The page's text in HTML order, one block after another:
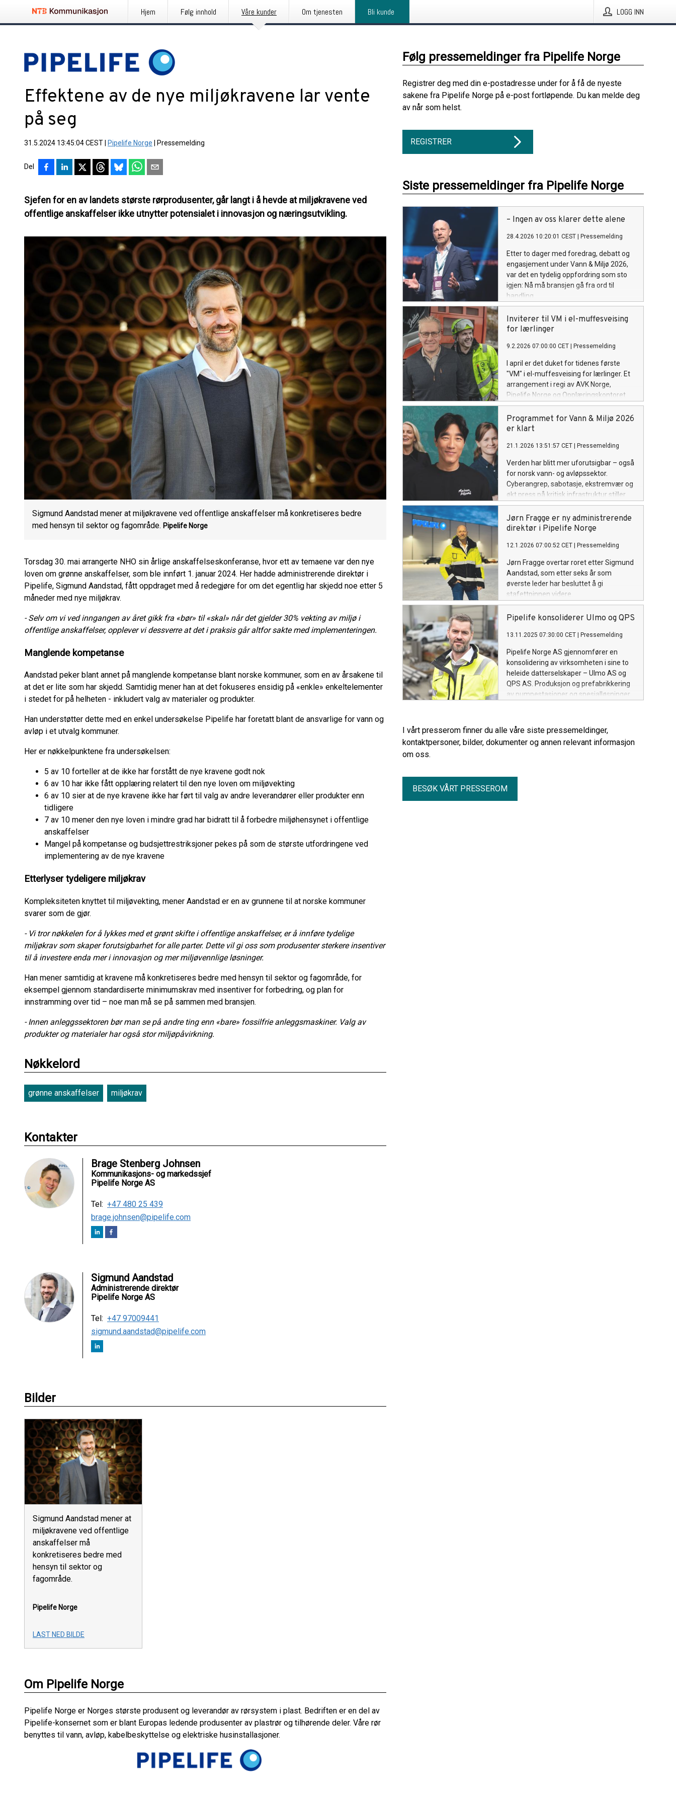
Hjem Følg innhold Våre kunder Om tjenesten Bli kunde LOGG INN
Effektene av de nye miljøkravene lar vente
på seg
31.5.2024 13:45:04 CEST Pipelife Norge Pressemelding
Del
Sjefen for en av landets største rørprodusenter, går langt i å hevde at miljøkravene ved
offentlige anskaffelser ikke utnytter potensialet i innovasjon og næringsutvikling.
Sigmund Aandstad mener at miljøkravene ved offentlige anskaffelser må konkretiseres bedre
med hensyn til sektor og fagområde. Pipelife Norge
Torsdag 30. mai arrangerte NHO sin årlige anskaffelseskonferanse, hvor ett av temaene var den nye
loven om grønne anskaffelser, som ble innført 1. januar 2024. Her hadde administrerende direktør i
Pipelife, Sigmund Aandstad, fått oppdraget med å redegjøre for om det egentlig har skjedd noe etter 5
måneder med nye miljøkrav.
- Selv om vi ved inngangen av året gikk fra «bør» til «skal» når det gjelder 30% vekting av miljø i
offentlige anskaffelser, opplever vi dessverre at det i praksis går altfor sakte med implementeringen.
Manglende kompetanse
Aandstad peker blant annet på manglende kompetanse blant norske kommuner, som en av årsakene til
at det er lite som har skjedd. Samtidig mener han at det fokuseres ensidig på «enkle» enkeltelementer
i stedet for på helheten - inkludert valg av materialer og produkter.
Han understøtter dette med en enkel undersøkelse Pipelife har foretatt blant de ansvarlige for vann og
avløp i et utvalg kommuner.
Her er nøkkelpunktene fra undersøkelsen:
5 av 10 forteller at de ikke har forstått de nye kravene godt nok
6 av 10 har ikke fått opplæring relatert til den nye loven om miljøvekting
6 av 10 sier at de nye kravene ikke har ført til valg av andre leverandører eller produkter enn
tidligere
7 av 10 mener den nye loven i mindre grad har bidratt til å forbedre miljøhensynet i offentlige
anskaffelser
Mangel på kompetanse og budsjettrestriksjoner pekes på som de største utfordringene ved
implementering av de nye kravene
Etterlyser tydeligere miljøkrav
Kompleksiteten knyttet til miljøvekting, mener Aandstad er en av grunnene til at norske kommuner
svarer som de gjør.
- Vi tror nøkkelen for å lykkes med et grønt skifte i offentlige anskaffelser, er å innføre tydelige
miljøkrav som skaper forutsigbarhet for alle parter. Dette vil gi oss som produsenter sterkere insentiver
til å investere enda mer i innovasjon og mer miljøvennlige løsninger.
Han mener samtidig at kravene må konkretiseres bedre med hensyn til sektor og fagområde, for
eksempel gjennom standardiserte minimumskrav med insentiver for forbedring, og plan for
innstramming over tid – noe man må se på sammen med bransjen.
- Innen anleggssektoren bør man se på andre ting enn «bare» fossilfrie anleggsmaskiner. Valg av
produkter og materialer har også stor miljøpåvirkning.
Nøkkelord
grønne anskaffelser miljøkrav
Kontakter
Brage Stenberg Johnsen
Kommunikasjons- og markedssjef
Pipelife Norge AS
Tel: +47 480 25 439
brage.johnsen@pipelife.com
Sigmund Aandstad
Administrerende direktør
Pipelife Norge AS
Tel: +47 97009441
sigmund.aandstad@pipelife.com
Bilder
Sigmund Aandstad mener at
miljøkravene ved offentlige
anskaffelser må
konkretiseres bedre med
hensyn til sektor og
fagområde.
Pipelife Norge
LAST NED BILDE
Om Pipelife Norge
Pipelife Norge er Norges største produsent og leverandør av rørsystem i plast. Bedriften er en del av
Pipelife-konsernet som er blant Europas ledende produsenter av plastrør og tilhørende deler. Våre rør
benyttes til vann, avløp, kabelbeskyttelse og elektriske husinstallasjoner.
Følg pressemeldinger fra Pipelife Norge
Registrer deg med din e-postadresse under for å få de nyeste
sakene fra Pipelife Norge på e-post fortløpende. Du kan melde deg
av når som helst.
REGISTRER
Siste pressemeldinger fra Pipelife Norge
– Ingen av oss klarer dette alene
28.4.2026 10:20:01 CEST Pressemelding
Etter to dager med foredrag, debatt og
engasjement under Vann & Miljø 2026,
var det en tydelig oppfordring som sto
igjen: Nå må bransjen gå fra ord til
handling.
Inviterer til VM i el-muffesveising
for lærlinger
9.2.2026 07:00:00 CET Pressemelding
I april er det duket for tidenes første
"VM" i el-muffesveising for lærlinger. Et
arrangement i regi av AVK Norge,
Pipelife Norge og Opplæringskontoret
for anleggs- og bergfagene (OKAB).
Programmet for Vann & Miljø 2026
er klart
21.1.2026 13:51:57 CET Pressemelding
Verden har blitt mer uforutsigbar – også
for norsk vann- og avløpssektor.
Cyberangrep, sabotasje, ekstremvær og
økt press på kritisk infrastruktur stiller
nye krav til sikkerhet og beredskap. Nå er
programmet for Vann & Miljø 2026 klart,
og konferansen tar mål av seg til å ruste
Jørn Fragge er ny administrerende
direktør i Pipelife Norge
12.1.2026 07:00:52 CET Pressemelding
Jørn Fragge overtar roret etter Sigmund
Aandstad, som etter seks år som
øverste leder har besluttet å gi
stafettpinnen videre.
Pipelife konsoliderer Ulmo og QPS
13.11.2025 07:30:00 CET Pressemelding
Pipelife Norge AS gjennomfører en
konsolidering av virksomheten i sine to
heleide datterselskaper – Ulmo AS og
QPS AS. Produksjon og prefabrikkering
av pumpestasjoner og spesialløsninger
I vårt presserom finner du alle våre siste pressemeldinger,
kontaktpersoner, bilder, dokumenter og annen relevant informasjon
om oss.
BESØK VÅRT PRESSEROM